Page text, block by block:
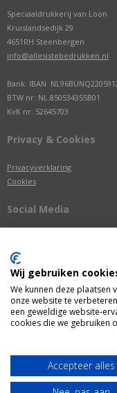
Speciaaldrukkerij van Loon
Kruislandsedijk 29
4651RH Steenbergen
info@allesistebedrukken.nl
Bank: IBAN
BTW nr: NL.850534355B01
KvK nr: 52645703
Privacy & Cookies
Privacyverklaring
Cookies
Social Media
Wij gebruiken
We kunnen deze plaatsen
onze website te
een geweldige website-
cookies die we gebruiken
Accepteer alles